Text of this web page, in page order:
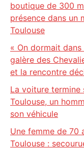
boutique de 300
présence dans un
Toulouse
« On dormait
galère des
et la rencontre
La voiture termine
Toulouse, un
son véhicule
Une femme de 70
Toulouse :